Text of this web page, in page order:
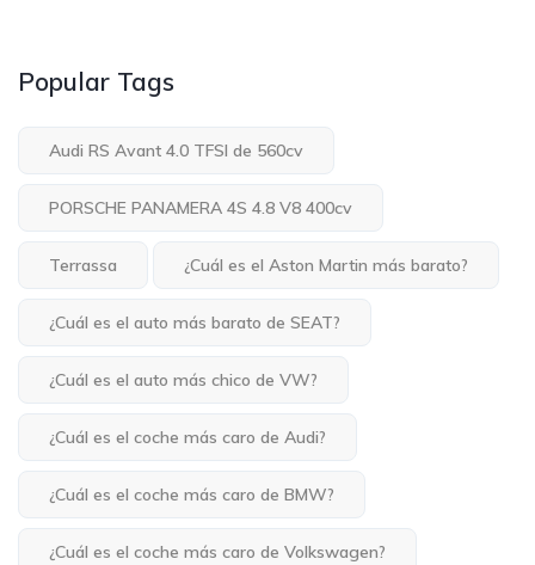
Popular Tags
Audi RS Avant 4.0 TFSI de 560cv
PORSCHE PANAMERA 4S 4.8 V8 400cv
Terrassa ¿Cuál es el Aston Martin más barato?
¿Cuál es el auto más barato de SEAT?
¿Cuál es el auto más chico de VW?
¿Cuál es el coche más caro de Audi?
¿Cuál es el coche más caro de BMW?
¿Cuál es el coche más caro de Volkswagen?